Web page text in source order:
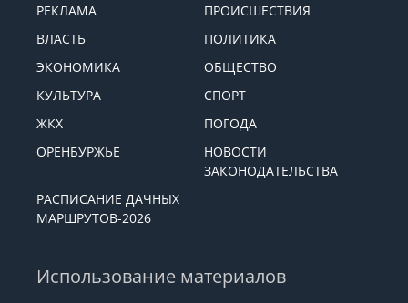
РЕКЛАМА
ПРОИСШЕСТВИЯ
ВЛАСТЬ
ПОЛИТИКА
ЭКОНОМИКА
ОБЩЕСТВО
КУЛЬТУРА
СПОРТ
ЖКХ
ПОГОДА
ОРЕНБУРЖЬЕ
НОВОСТИ
ЗАКОНОДАТЕЛЬСТВА
РАСПИСАНИЕ ДАЧНЫХ
МАРШРУТОВ-2026
Использование материалов